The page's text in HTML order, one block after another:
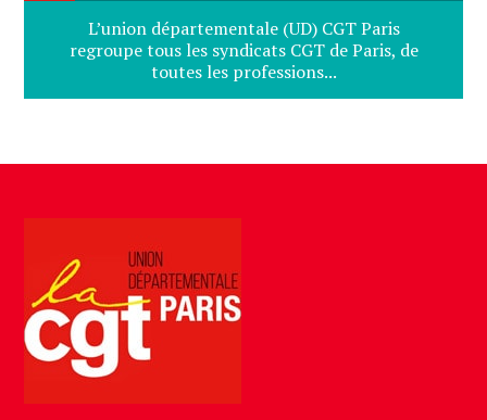
L’union départementale (UD) CGT Paris
regroupe tous les syndicats CGT de Paris, de
toutes les professions...